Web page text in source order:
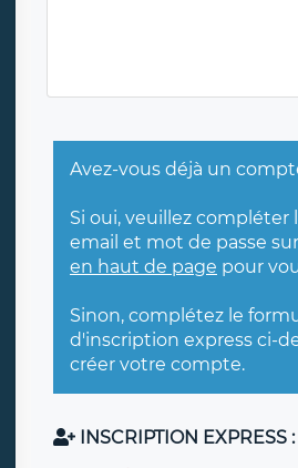
Avez-vous déjà un
Si oui, veuillez compléter
email et mot de passe sur
en haut de page pour
Sinon, complétez le
d'inscription express ci-
créer votre compte.
INSCRIPTION EXPRESS :